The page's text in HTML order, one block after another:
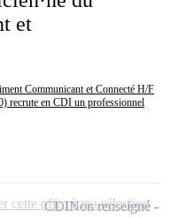
et
Communicant et Connecté H/F
recrute en CDI un professionnel
CDINon renseigné
cette offre à ma sélection